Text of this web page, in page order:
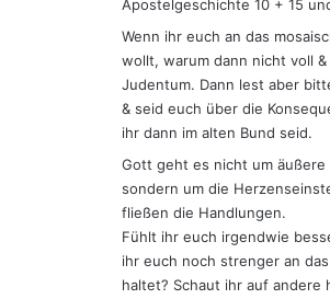
Apostelgeschichte 10 + 15
Wenn ihr euch an das
wollt, warum dann nicht voll
Judentum. Dann lest aber
& seid euch über die
ihr dann im alten Bund seid.
Gott geht es nicht um äußere
sondern um die
fließen die Handlungen.
Fühlt ihr euch irgendwie
ihr euch noch strenger an
haltet? Schaut ihr auf andere